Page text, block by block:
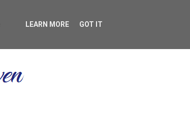
LEARN MORE GOT IT